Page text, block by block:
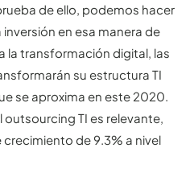
de ello, podemos hacer
en esa manera de
la transformación digital, las
su estructura TI
se aproxima en este 2020.
TI es relevante,
de 9.3% a nivel